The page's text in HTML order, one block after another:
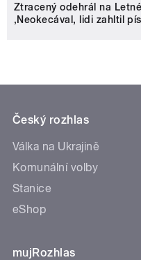
Ztracený odehrál na
‚Neokecával, lidi zahltil
Český rozhlas
Válka na Ukrajině
Komunální volby
Stanice
eShop
mujRozhlas